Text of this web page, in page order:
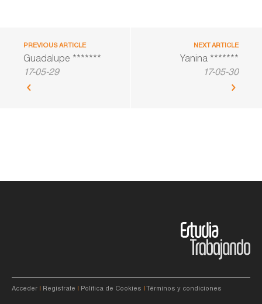
PREVIOUS ARTICLE
Guadalupe *******
17-05-29
NEXT ARTICLE
Yanina *******
17-05-30
Acceder Registrate Política de Cookies Términos y condiciones